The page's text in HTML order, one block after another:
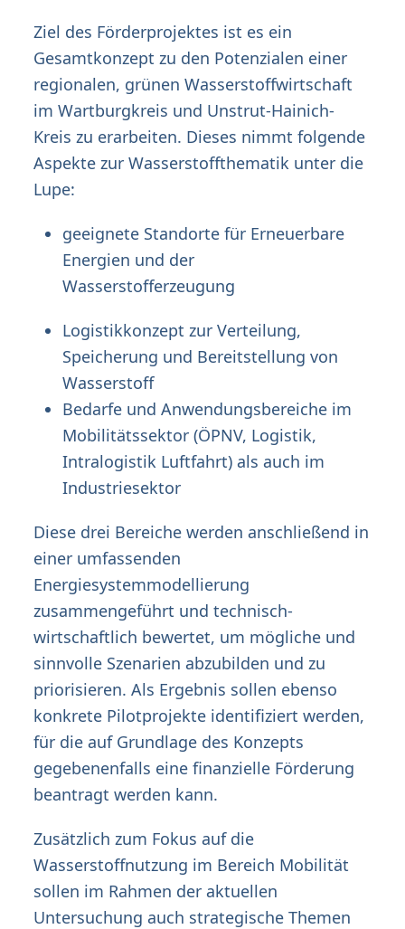
Ziel des Förderprojektes ist es ein
Gesamtkonzept zu den Potenzialen einer
regionalen, grünen Wasserstoffwirtschaft
im Wartburgkreis und Unstrut-Hainich-
Kreis zu erarbeiten. Dieses nimmt folgende
Aspekte zur Wasserstoffthematik unter die
Lupe:
geeignete Standorte für Erneuerbare
Energien und der
Wasserstofferzeugung
Logistikkonzept zur Verteilung,
Speicherung und Bereitstellung von
Wasserstoff
Bedarfe und Anwendungsbereiche im
Mobilitätssektor (ÖPNV, Logistik,
Intralogistik Luftfahrt) als auch im
Industriesektor
Diese drei Bereiche werden anschließend in
einer umfassenden
Energiesystemmodellierung
zusammengeführt und technisch-
wirtschaftlich bewertet, um mögliche und
sinnvolle Szenarien abzubilden und zu
priorisieren. Als Ergebnis sollen ebenso
konkrete Pilotprojekte identifiziert werden,
für die auf Grundlage des Konzepts
gegebenenfalls eine finanzielle Förderung
beantragt werden kann.
Zusätzlich zum Fokus auf die
Wasserstoffnutzung im Bereich Mobilität
sollen im Rahmen der aktuellen
Untersuchung auch strategische Themen